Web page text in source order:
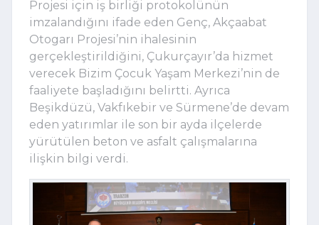
Projesi için iş birliği protokolünün
imzalandığını ifade eden Genç, Akçaabat
Otogarı Projesi’nin ihalesinin
gerçekleştirildiğini, Çukurçayır’da hizmet
verecek Bizim Çocuk Yaşam Merkezi’nin de
faaliyete başladığını belirtti. Ayrıca
Beşikdüzü, Vakfıkebir ve Sürmene’de devam
eden yatırımlar ile son bir ayda ilçelerde
yürütülen beton ve asfalt çalışmalarına
ilişkin bilgi verdi.